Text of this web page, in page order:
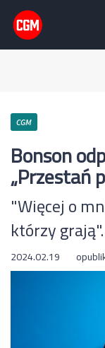
CGM
Bonson
„Przestań
"Więcej o
którzy grają".
2024.02.19